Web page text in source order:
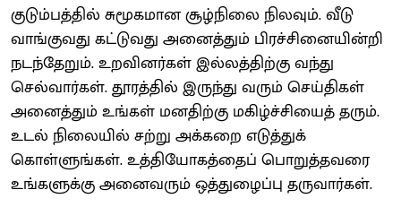
குடும்பத்தில் சுமூகமான சூழ்நிலை நிலவும். வீடு
வாங்குவது கட்டுவது அனைத்தும் பிரச்சினையின்றி
நடந்தேறும். உறவினர்கள் இல்லத்திற்கு வந்து
செல்வார்கள். தூரத்தில் இருந்து வரும் செய்திகள்
அனைத்தும் உங்கள் மனதிற்கு மகிழ்ச்சியைத் தரும்.
உடல் நிலையில் சற்று அக்கறை எடுத்துக்
கொள்ளுங்கள். உத்தியோகத்தைப் பொறுத்தவரை
உங்களுக்கு அனைவரும் ஒத்துழைப்பு தருவார்கள்.